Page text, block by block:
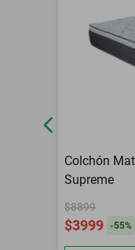
Colchón
Supreme
$8899
$3999 -55%